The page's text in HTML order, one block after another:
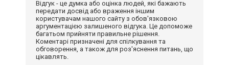
Відгук - це думка або оцінка людей, які бажають
передати досвід або враження іншим
користувачам нашого сайту з обов'язковою
аргументацією залишеного відгука. Це допоможе
багатьом прийняти правильне рішення.
Коментарі призначені для спілкування та
обговорення, а також для роз'яснення питань, що
цікавлять.